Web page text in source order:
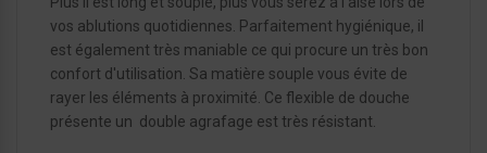
vos ablutions quotidiennes. Parfaitement hygiénique, il
est également très maniable ce qui procure un très bon
confort d'utilisation. Sa matière souple vous évite de
rayer les éléments à proximité. Ce flexible de douche
présente un double agrafage est très résistant.